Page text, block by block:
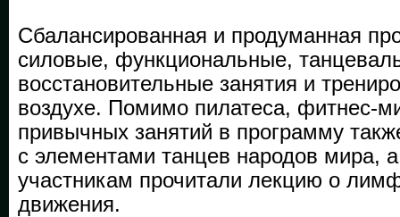
Сбалансированная и продуманная
силовые, функциональные,
восстановительные занятия и
воздухе. Помимо пилатеса, фитнес-
привычных занятий в программу
с элементами танцев народов мира,
участникам прочитали лекцию о
движения.